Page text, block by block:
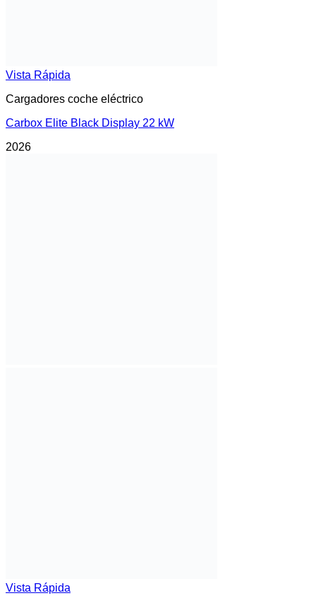
Vista Rápida
Cargadores coche eléctrico
Carbox Elite Black Display 22 kW
2026
Vista Rápida